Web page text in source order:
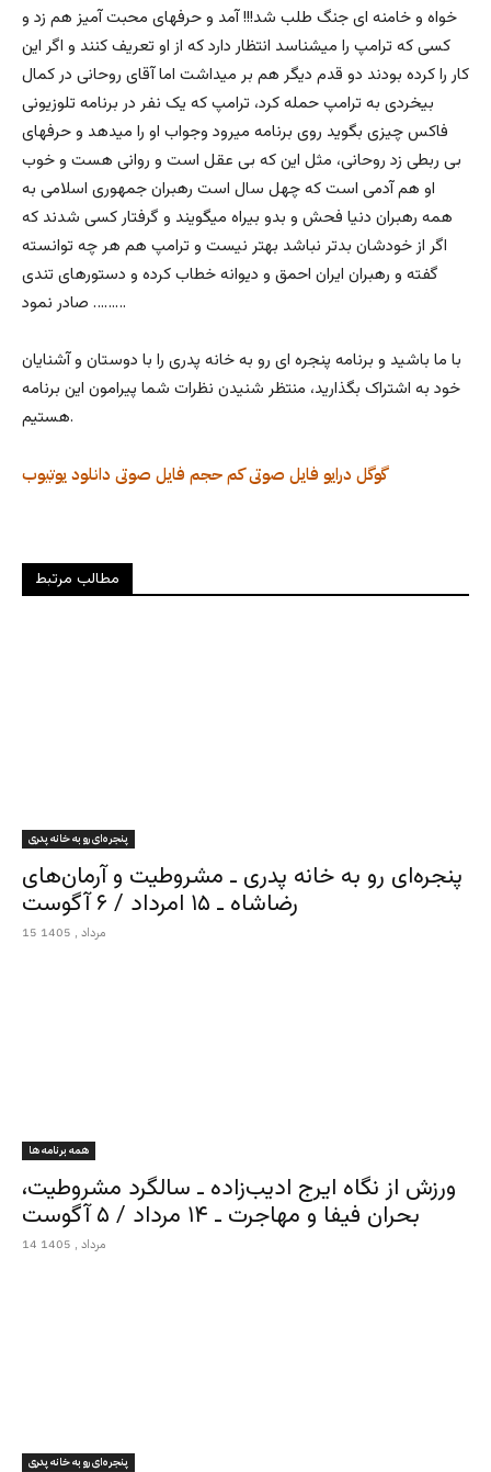
خواه و خامنه ای جنگ طلب شد!!! آمد و حرفهای محبت آمیز هم زد و
کسی که ترامپ را میشناسد انتظار دارد که از او تعریف کنند و اگر این
کار را کرده بودند دو قدم دیگر هم بر میداشت اما آقای روحانی در کمال
بیخردی به ترامپ حمله کرد، ترامپ که یک نفر در برنامه تلوزیونی
فاکس چیزی بگوید روی برنامه میرود وجواب او را میدهد و حرفهای
بی ربطی زد روحانی، مثل این که بی عقل است و روانی هست و خوب
او هم آدمی است که چهل سال است رهبران جمهوری اسلامی به
همه رهبران دنیا فحش و بدو بیراه میگویند و گرفتار کسی شدند که
اگر از خودشان بدتر نباشد بهتر نیست و ترامپ هم هر چه توانسته
گفته و رهبران ایران احمق و دیوانه خطاب کرده و دستورهای تندی
صادر نمود ………
با ما باشید و برنامه پنجره ای رو به خانه پدری را با دوستان و آشنایان
خود به اشتراک بگذارید، منتظر شنیدن نظرات شما پیرامون این برنامه
هستیم.
یوتیوب دانلود فایل صوتی فایل صوتی کم حجم گوگل درایو
مطالب مرتبط
پنجره‌ای رو به خانه پدری
پنجره‌ای رو به خانه پدری ـ مشروطیت و آرمان‌های
رضاشاه ـ ۱۵ امرداد / ۶ آگوست
15 مرداد , 1405
همه برنامه ها
ورزش از نگاه ایرج ادیب‌زاده ـ سالگرد مشروطیت،
بحران فیفا و مهاجرت ـ ۱۴ مرداد / ۵ آگوست
14 مرداد , 1405
پنجره‌ای رو به خانه پدری